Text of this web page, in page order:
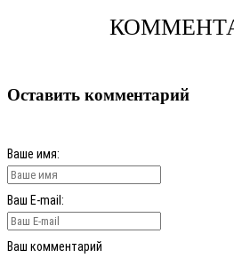
Оставить комментарий
Ваше имя:
Ваш E-mail:
Ваш комментарий